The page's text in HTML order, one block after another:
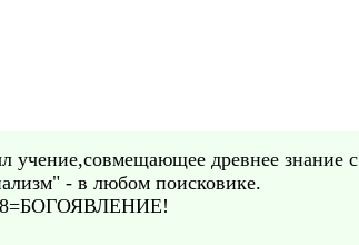
учение,совмещающее древнее знание с
- в любом поисковике.